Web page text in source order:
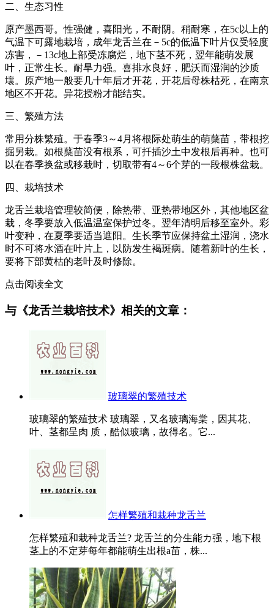
二、生态习性
原产墨西哥。性强健，喜阳光，不耐阴。稍耐寒，在5c以上的
气温下可露地栽培，成年龙舌兰在－5c的低温下叶片仅受轻度
冻害，－13c地上部受冻腐烂，地下茎不死，翌年能萌发展
叶，正常生长。耐旱力强。喜排水良好，肥沃而湿润的沙质
壤。原产地一般要几十年后才开花，开花后母株枯死，在南京
地区不开花。异花授粉才能结实。
三、繁殖方法
常用分株繁殖。于春季3～4月将根际处萌生的萌蘖苗，带根挖
掘另栽。如根蘖苗没有根系，可扦插沙土中发根后再种。也可
以在春季换盆或移栽时，切取带有4～6个芽的一段根株盆栽。
四、栽培技术
龙舌兰栽培管理较简便，除热带、亚热带地区外，其他地区盆
栽，冬季要放入低温温室保护过冬。翌年清明后移至室外。彩
叶变种，在夏季要适当遮阳。生长季节应保持盆土湿润，浇水
时不可将水酒在叶片上，以防发生褐斑病。随着新叶的生长，
要将下部黄枯的老叶及时修除。
点击阅读全文
与《龙舌兰栽培技术》相关的文章：
玻璃翠的繁殖技术
玻璃翠的繁殖技术 玻璃翠，又名玻璃海棠，因其花、
叶、茎都呈肉 质，酷似玻璃，故得名。它...
怎样繁殖和栽种龙舌兰
怎样繁殖和栽种龙舌兰? 龙舌兰的分生能カ强，地下根
茎上的不定芽每年都能萌生出根a苗，株...